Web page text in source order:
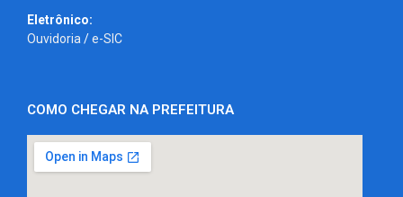
Eletrônico:
Ouvidoria /e-SIC
COMO CHEGAR NA PREFEITURA